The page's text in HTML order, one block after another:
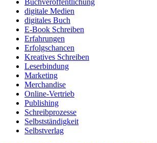
Buchveröffentlichung
digitale Medien
digitales Buch
E-Book Schreiben
Erfahrungen
Erfolgschancen
Kreatives Schreiben
Leserbindung
Marketing
Merchandise
Online-Vertrieb
Publishing
Schreibprozesse
Selbstständigkeit
Selbstverlag